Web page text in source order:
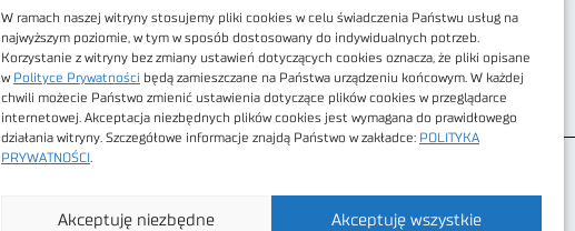
W ramach naszej witryny stosujemy pliki cookies w celu świadczenia Państwu usług na
najwyższym poziomie, w tym w sposób dostosowany do indywidualnych potrzeb.
Korzystanie z witryny bez zmiany ustawień dotyczących cookies oznacza, że pliki opisane
w Polityce Prywatności będą zamieszczane na Państwa urządzeniu końcowym. W każdej
chwili możecie Państwo zmienić ustawienia dotyczące plików cookies w przeglądarce
internetowej. Akceptacja niezbędnych plików cookies jest wymagana do prawidłowego
działania witryny. Szczegółowe informacje znajdą Państwo w zakładce: POLITYKA
PRYWATNOŚCI
Akceptuję wszystkie
Akceptuję niezbędne
Dostępność cyfrowa
Regulamin Portalu
Regulamin sklepu